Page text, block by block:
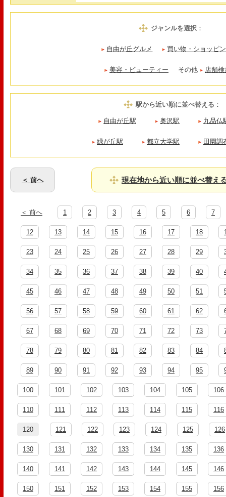
ジャンルを選択：
自由が丘グルメ 買い物・ショッピ
美容・ビューティー その他 店舗
駅から近い順に並べ替える ：
自由が丘駅 奥沢駅 九品仏
緑が丘駅 都立大学駅 田園調
＜ 前へ 現在地から近い順に並べ替え
＜ 前へ 1 2 3 4 5 6 7
12 13 14 15 16 17 18
23 24 25 26 27 28 29
34 35 36 37 38 39 40
45 46 47 48 49 50 51
56 57 58 59 60 61 62
67 68 69 70 71 72 73
78 79 80 81 82 83 84
89 90 91 92 93 94 95
100 101 102 103 104 105 106
110 111 112 113 114 115 116
120 121 122 123 124 125 126
130 131 132 133 134 135 136
140 141 142 143 144 145 146
150 151 152 153 154 155 156